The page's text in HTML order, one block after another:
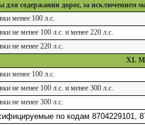
содержания дорог, за исключением
менее 100 л.с.
не менее 100 л.с. и менее 220 л.с.
не менее 220 л.с.
XI.
менее 100 л.с.
не менее 100 л.с. и менее 300 л.с.
не менее 300 л.с.
по кодам 8704229101,